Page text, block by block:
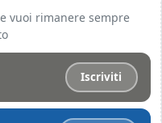
vuoi rimanere sempre
Iscriviti